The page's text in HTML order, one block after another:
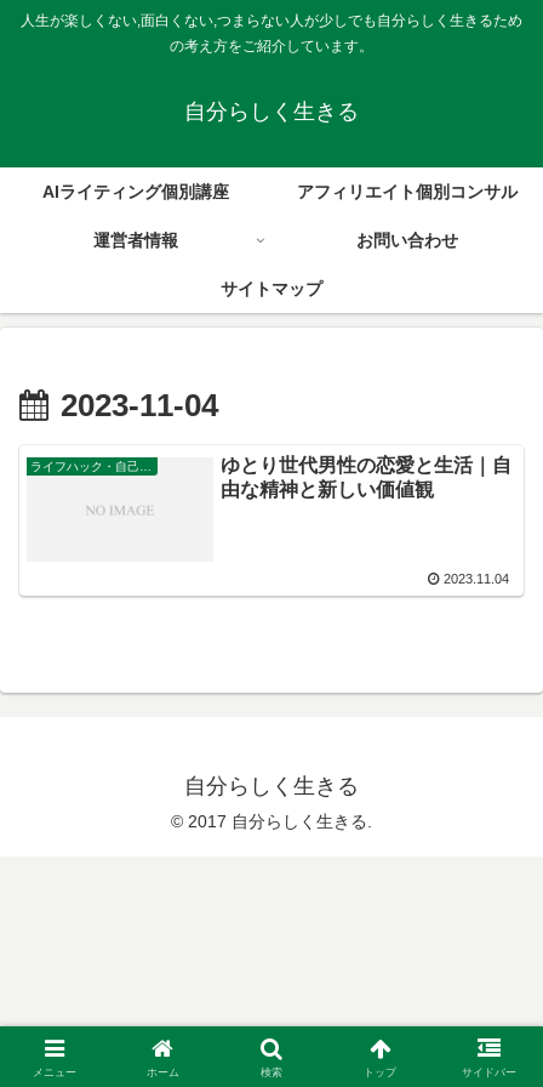
人生が楽しくない,面白くない,つまらない人が少しでも自分らしく生きるため
の考え方をご紹介しています。
自分らしく生きる
AIライティング個別講座 アフィリエイト個別コンサル
運営者情報 お問い合わせ
サイトマップ
2023-11-04
ゆとり世代男性の恋愛と生活｜自
由な精神と新しい価値観
2023.11.04
自分らしく生きる
© 2017 自分らしく生きる.
メニュー ホーム 検索 トップ サイドバー